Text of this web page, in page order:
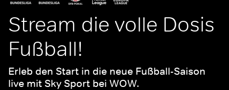
Stream die volle Dosis
Fußball!
Erleb den Start in die neue Fußball-Saison
live mit Sky Sport bei WOW.